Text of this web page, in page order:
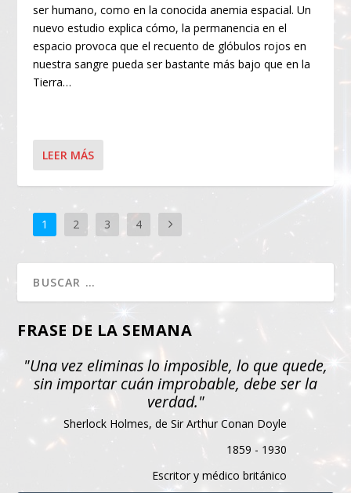
ser humano, como en la conocida anemia espacial. Un
nuevo estudio explica cómo, la permanencia en el
espacio provoca que el recuento de glóbulos rojos en
nuestra sangre pueda ser bastante más bajo que en la
Tierra…
LEER MÁS
1 2 3 4
FRASE DE LA SEMANA
"Una vez eliminas lo imposible, lo que quede,
sin importar cuán improbable, debe ser la
verdad."
Sherlock Holmes, de Sir Arthur Conan Doyle
1859 - 1930
Escritor y médico británico